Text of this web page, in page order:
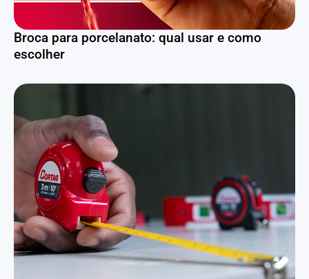
Broca para porcelanato: qual usar e como
escolher